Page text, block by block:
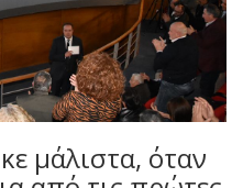
μάλιστα, όταν